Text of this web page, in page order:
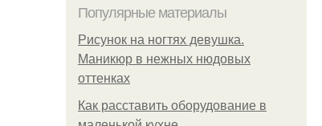
Популярные материалы
Рисунок на ногтях девушка.
Маникюр в нежных нюдовых
оттенках
Как расставить оборудование в